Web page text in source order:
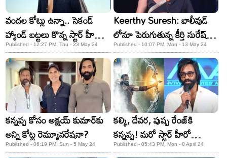
వందల కోట్లు ఉన్నా.. సెకండ్
హ్యాండ్ బట్టలు కొన్న స్టార్ హీరో
కొడుకు!
Published - 12:27 PM, Thu - 23 May 24
Keerthy Suresh: బాలీవుడ్
లోనూ పెరుగుతున్న కీర్తి సురేష్
క్రేజ్.. ఆ స్టార్ హీరో సినిమాలో..!
Published - 10:07 PM, Mon - 13 May 24
కన్నప్ప కోసం అక్షయ్‌ కుమార్‌కు
అన్ని కోట్ల రెమ్యూనరేషనా?
Published - 06:19 PM, Sun - 5 May 24
కల్కి, దేవర, పుష్ప రేంజ్‌కి
కన్నప్ప! మరో స్టార్ హీరో
వచ్చేశాడు!
Published - 05:43 PM, Mon - 8 April 24